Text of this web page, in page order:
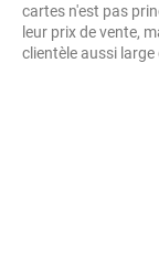
cartes n'est pas
leur prix de vente,
clientèle aussi large